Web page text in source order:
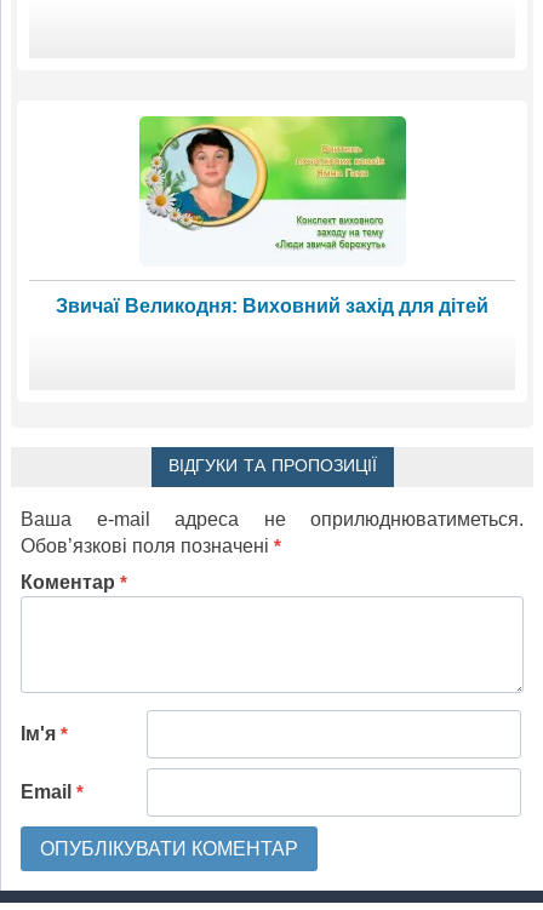
Звичаї Великодня: Виховний захід для дітей
ВІДГУКИ ТА ПРОПОЗИЦІЇ
Ваша e-mail адреса не оприлюднюватиметься.
Обов’язкові поля позначені *
Коментар *
Ім'я *
Email *